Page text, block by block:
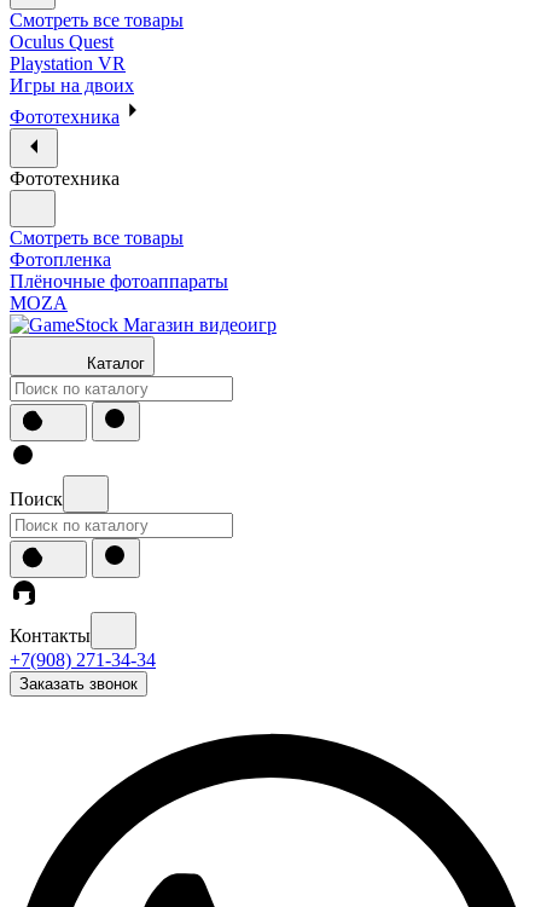
Смотреть все товары
Oculus Quest
Playstation VR
Игры на двоих
Фототехника
Фототехника
Смотреть все товары
Фотопленка
Плёночные фотоаппараты
MOZA
Каталог
Поиск
Контакты
+7(908) 271-34-34
Заказать звонок